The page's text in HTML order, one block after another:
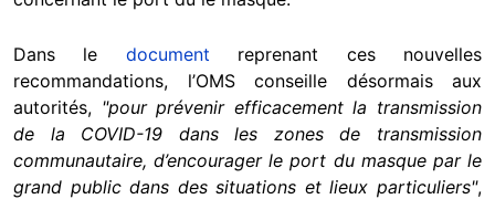
Dans le document reprenant ces nouvelles
recommandations, l’OMS conseille désormais aux
autorités, "pour prévenir efficacement la transmission
de la COVID-19 dans les zones de transmission
communautaire, d’encourager le port du masque par le
grand public dans des situations et lieux particuliers",